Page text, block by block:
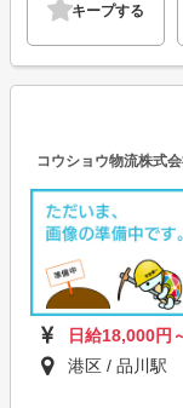
キープする
コウショウ物流株式
日給18,000円
港区 / 品川駅